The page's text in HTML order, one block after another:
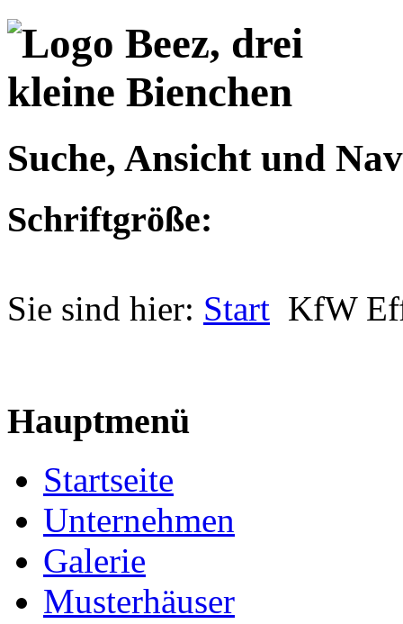
Suche, Ansicht und
Schriftgröße:
Sie sind hier: Start KfW
Hauptmenü
Startseite
Unternehmen
Galerie
Musterhäuser